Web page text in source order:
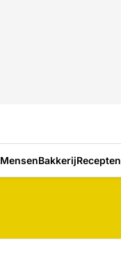
MensenBakkerijRecepten